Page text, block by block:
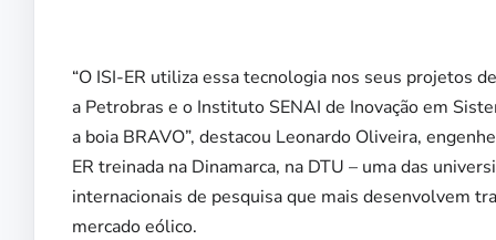
“O ISI-ER utiliza essa tecnologia nos seus projetos
a Petrobras e o Instituto SENAI de Inovação em
a boia BRAVO”, destacou Leonardo Oliveira,
ER treinada na Dinamarca, na DTU – uma das
internacionais de pesquisa que mais desenvolvem
mercado eólico.